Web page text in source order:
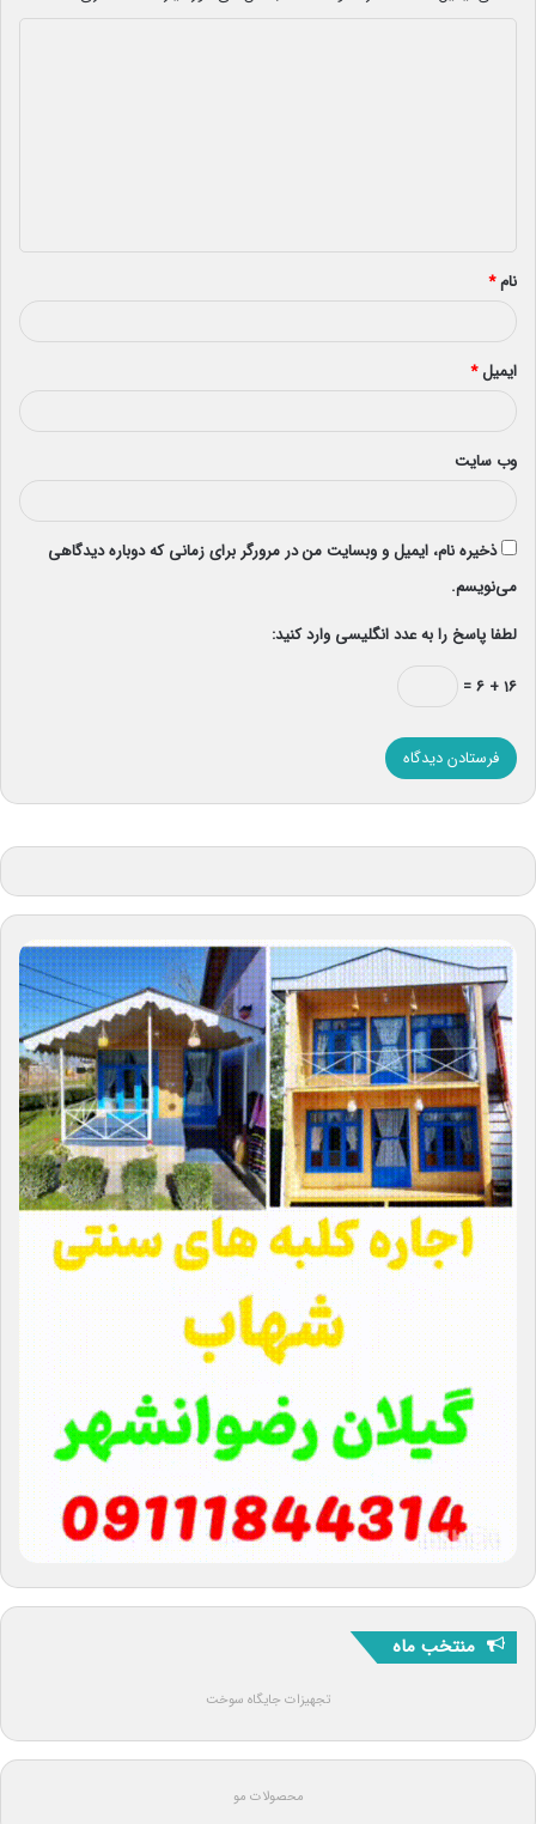
*
نام*
ایمیل*
وب‌ سایت
ذخیره نام، ایمیل و وبسایت من در مرورگر برای زمانی که دوباره دیدگاهی
می‌نویسم.
لطفا پاسخ را به عدد انگلیسی وارد کنید:
۱۶ + ۶ =
منتخب ماه
تجهیزات جایگاه سوخت
محصولات مو